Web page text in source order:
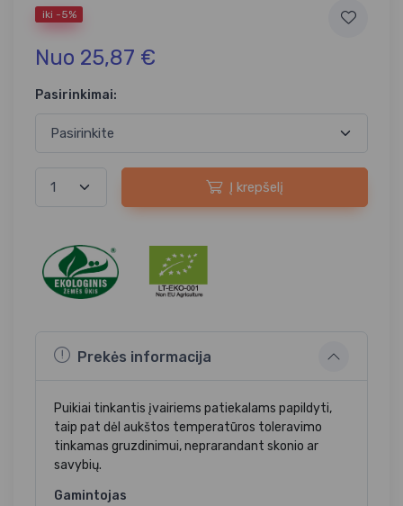
iki -5%
Nuo 25,87 €
Pasirinkimai:
Į krepšelį
Prekės informacija
Puikiai tinkantis įvairiems patiekalams papildyti,
taip pat dėl aukštos temperatūros toleravimo
tinkamas gruzdinimui, neprarandant skonio ar
savybių.
Gamintojas